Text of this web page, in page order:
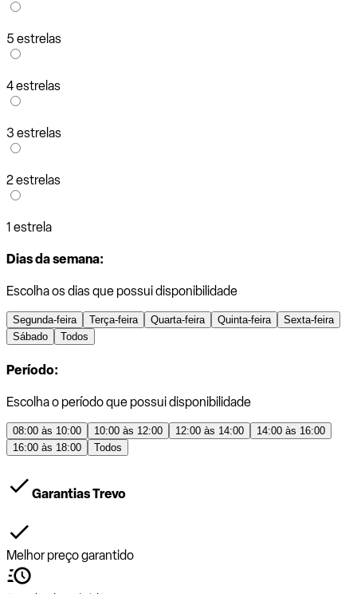
5 estrelas
4 estrelas
3 estrelas
2 estrelas
1 estrela
Dias da semana:
Escolha os dias que possui disponibilidade
Segunda-feira Terça-feira Quarta-feira Quinta-feira
Sexta-feira
Sábado
Todos
Período:
Escolha o período que possui disponibilidade
08:00 às 10:00 10:00 às 12:00 12:00 às 14:00
14:00 às 16:00
16:00 às 18:00
Todos
Garantias Trevo
Melhor preço garantido